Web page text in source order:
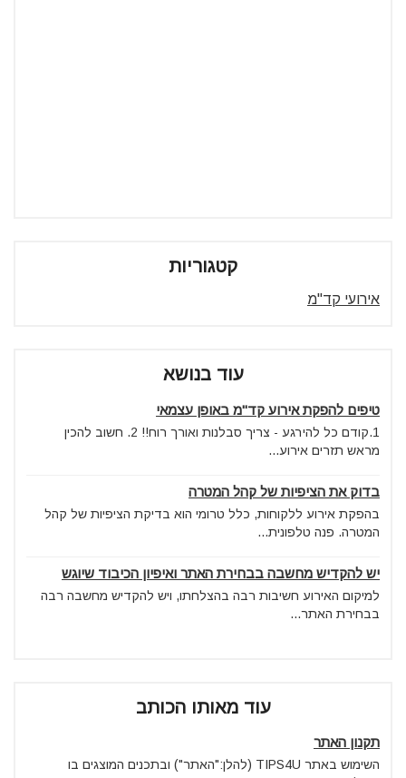
קטגוריות
אירועי קד"מ
עוד בנושא
טיפים להפקת אירוע קד"מ באופן עצמאי
1.קודם כל להירגע - צריך סבלנות ואורך רוח!! 2. חשוב להכין
מראש תזרים אירוע...
בדוק את הציפיות של קהל המטרה
בהפקת אירוע ללקוחות, כלל טרומי הוא בדיקת הציפיות של קהל
המטרה. פנה טלפונית...
יש להקדיש מחשבה בבחירת האתר ואיפיון הכיבוד שיוגש
למיקום האירוע חשיבות רבה בהצלחתו, ויש להקדיש מחשבה רבה
בבחירת האתר...
עוד מאותו הכותב
תקנון האתר
השימוש באתר TIPS4U (להלן:"האתר") ובתכנים המוצגים בו